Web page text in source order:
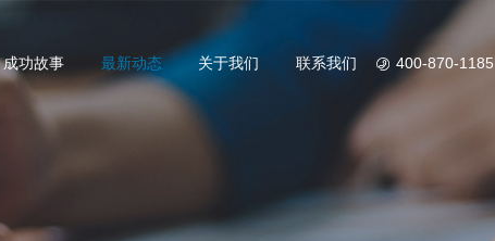
成功故事 最新动态 关于我们 联系我们 400-870-1185